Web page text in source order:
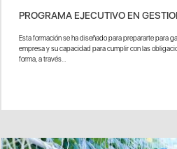
PROGRAMA EJECUTIVO EN
Esta formación se ha diseñado para prepararte para
empresa y su capacidad para cumplir con las
forma, a través...